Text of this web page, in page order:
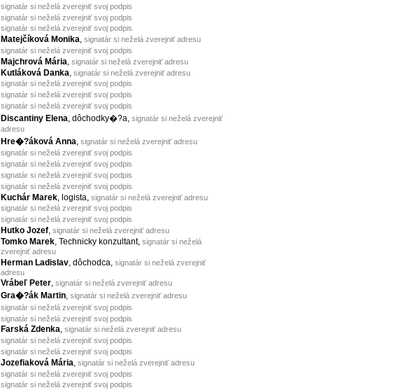
signatár si neželá zverejniť svoj podpis
signatár si neželá zverejniť svoj podpis
signatár si neželá zverejniť svoj podpis
Matejčíková Monika, signatár si neželá zverejniť adresu
signatár si neželá zverejniť svoj podpis
Majchrová Mária signatár si neželá zverejniť adresu
Kutláková Danka signatár si neželá zverejniť adresu
signatár si neželá zverejniť svoj podpis
signatár si neželá zverejniť svoj podpis
signatár si neželá zverejniť svoj podpis
Discantiny Elena , dôchodky�?a, signatár si neželá zverejniť
adresu
Hre�?áková Anna signatár si neželá zverejniť adresu
signatár si neželá zverejniť svoj podpis
signatár si neželá zverejniť svoj podpis
signatár si neželá zverejniť svoj podpis
signatár si neželá zverejniť svoj podpis
Kuchár Marek , logista, signatár si neželá zverejniť adresu
signatár si neželá zverejniť svoj podpis
signatár si neželá zverejniť svoj podpis
Hutko Jozef, signatár si neželá zverejniť adresu
Tomko Marek , Technicky konzultant, signatár si neželá
zverejniť adresu
Herman Ladislav , dôchodca, signatár si neželá zverejniť
adresu
Vrábeľ Peter, signatár si neželá zverejniť adresu
Gra�?ák Martin, signatár si neželá zverejniť adresu
signatár si neželá zverejniť svoj podpis
signatár si neželá zverejniť svoj podpis
Farská Zdenka, signatár si neželá zverejniť adresu
signatár si neželá zverejniť svoj podpis
signatár si neželá zverejniť svoj podpis
Jozefiaková Mária, signatár si neželá zverejniť adresu
signatár si neželá zverejniť svoj podpis
signatár si neželá zverejniť svoj podpis